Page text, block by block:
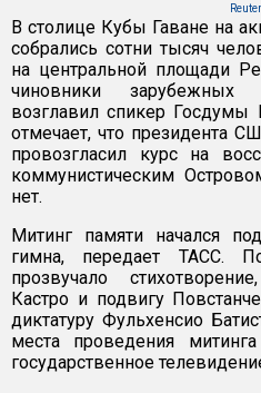
В столице Кубы Гаване на
собрались сотни тысяч
на центральной площади
чиновники зарубежных
возглавил спикер Госдумы
отмечает, что президента
провозгласил курс на
коммунистическим
нет.
Митинг памяти начался
гимна, передает ТАСС.
прозвучало
Кастро и подвигу
диктатуру Фульхенсио
места проведения
государственное